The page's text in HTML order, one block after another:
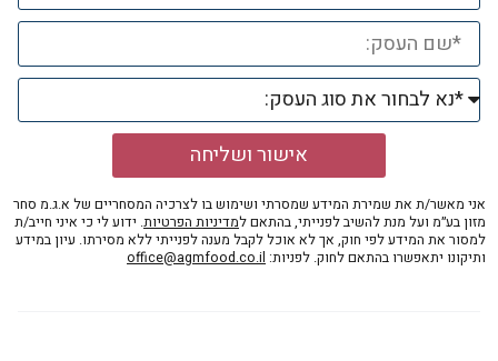
אישור ושליחה
אני מאשר/ת את שמירת המידע שמסרתי ושימוש בו לצרכיה המסחריים של א.ג.מ סחר
מזון בע״מ ועל מנת להשיב לפנייתי, בהתאם למדיניות הפרטיות. ידוע לי כי איני חייב/ת
למסור את המידע לפי חוק, אך לא אוכל לקבל מענה לפנייתי ללא מסירתו. עיון במידע
ותיקונו יתאפשרו בהתאם לחוק. לפניות: office@agmfood.co.il